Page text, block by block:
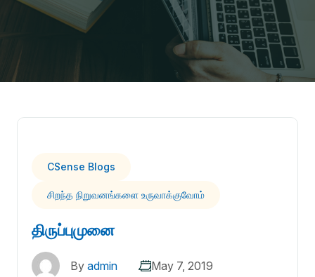
CSense Blogs
சிறந்த நிறுவனங்களை உருவாக்குவோம்
திருப்புமுனை
By admin May 7, 2019